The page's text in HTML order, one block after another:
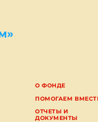
О ФОНДЕ
ПОМОГАЕМ
ОТЧЕТЫ И
ДОКУМЕНТЫ